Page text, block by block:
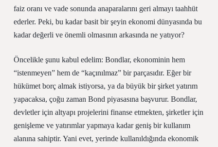
faiz oranı ve vade sonunda anaparalarını geri almayı taahhüt
ederler. Peki, bu kadar basit bir şeyin ekonomi dünyasında bu
kadar değerli ve önemli olmasının arkasında ne yatıyor?
Öncelikle şunu kabul edelim: Bondlar, ekonominin hem
“istenmeyen” hem de “kaçınılmaz” bir parçasıdır. Eğer bir
hükümet borç almak istiyorsa, ya da büyük bir şirket yatırım
yapacaksa, çoğu zaman Bond piyasasına başvurur. Bondlar,
devletler için altyapı projelerini finanse etmekten, şirketler için
genişleme ve yatırımlar yapmaya kadar geniş bir kullanım
alanına sahiptir. Yani evet, yerinde kullanıldığında ekonomik